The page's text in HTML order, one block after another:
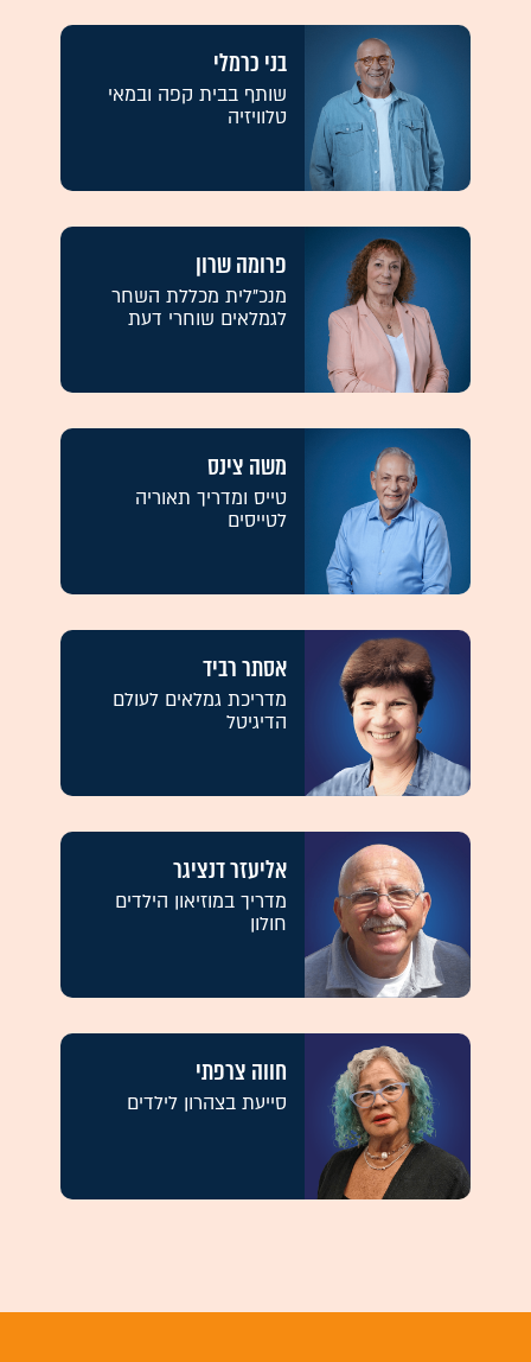
בני כרמלי
שותף בבית קפה ובמאי
טלוויזיה
פרומה שרון
מנכ"לית מכללת השחר
לגמלאים שוחרי דעת
משה צינס
טייס ומדריך תאוריה
לטייסים
אסתר רביד
מדריכת גמלאים לעולם
הדיגיטל
אליעזר דנציגר
מדריך במוזיאון הילדים
חולון
חווה צרפתי
סייעת בצהרון לילדים